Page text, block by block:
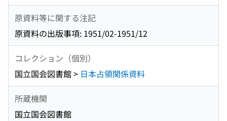
原資料等に関する注記
原資料の出版事項: 1951/02-1951/12
コレクション（個別）
国立国会図書館 > 日本占領関係資料
所蔵機関
国立国会図書館